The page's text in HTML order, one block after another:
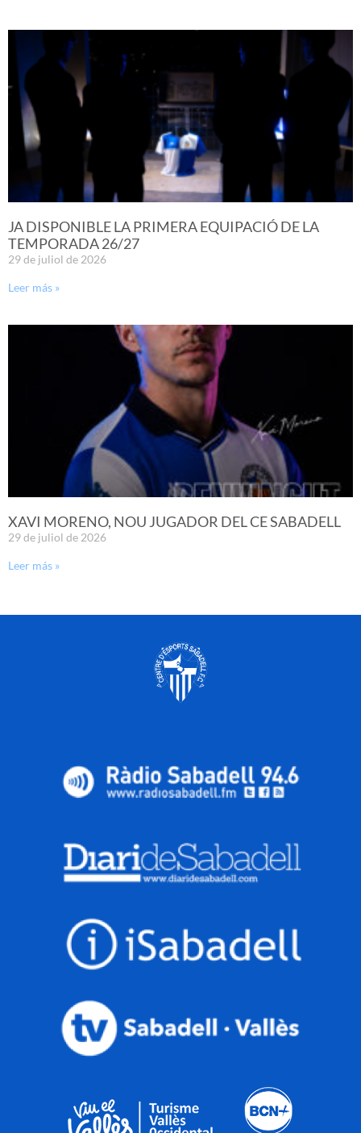
JA DISPONIBLE LA PRIMERA EQUIPACIÓ DE LA
TEMPORADA 26/27
29 de juliol de 2026
Leer más »
XAVI MORENO, NOU JUGADOR DEL CE SABADELL
29 de juliol de 2026
Leer más »